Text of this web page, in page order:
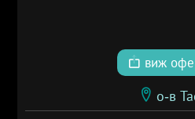
виж
о-в